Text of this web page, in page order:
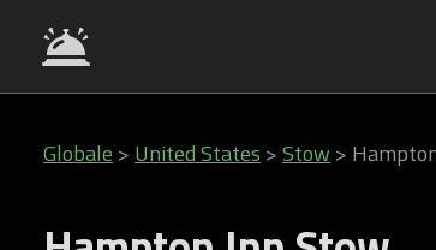
Globale > United States >Stow >